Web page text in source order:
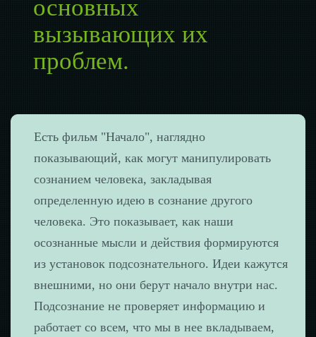
основных
вызывающих их
проблем.
Есть фильм "Начало", наглядно
показывающий, как могут манипулировать
сознанием человека, закладывая
определенную идею в сознание другого
человека. Это показывает, как наши
осознанные мысли и действия формируются
из установок подсознательного. Идеи кажутся
внешними, но они берут начало внутри нас.
Подсознание не проверяет информацию и
работает со всем, что мы в нее вкладываем,